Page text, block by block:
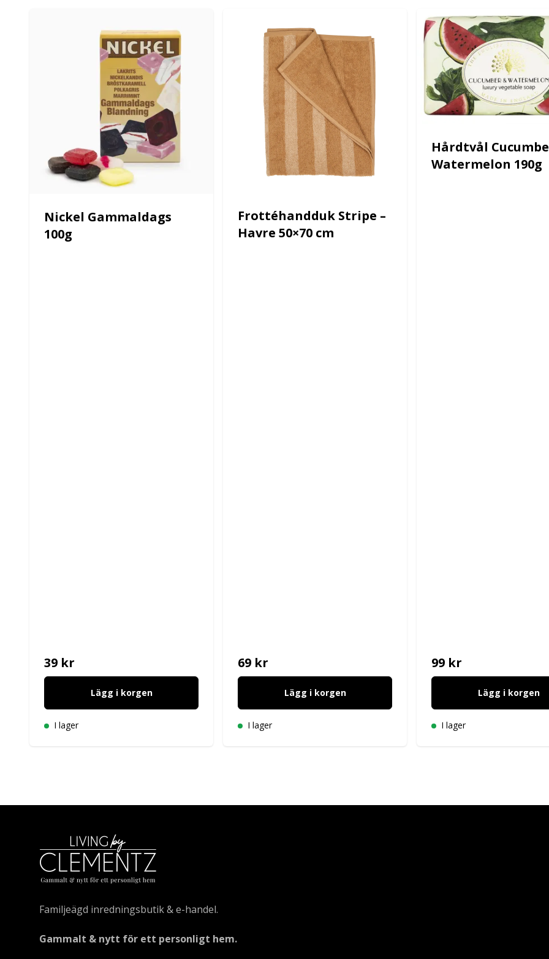
Nickel Gammaldags
100g
39 kr
Lägg i korgen
I lager
Frottéhandduk Stripe –
Havre 50×70 cm
69 kr
Lägg i korgen
I lager
Hårdtvål
Watermelon 190g
99 kr
Lägg i korgen
I lager
Familjeägd inredningsbutik & e-handel.
Gammalt & nytt för ett personligt hem.